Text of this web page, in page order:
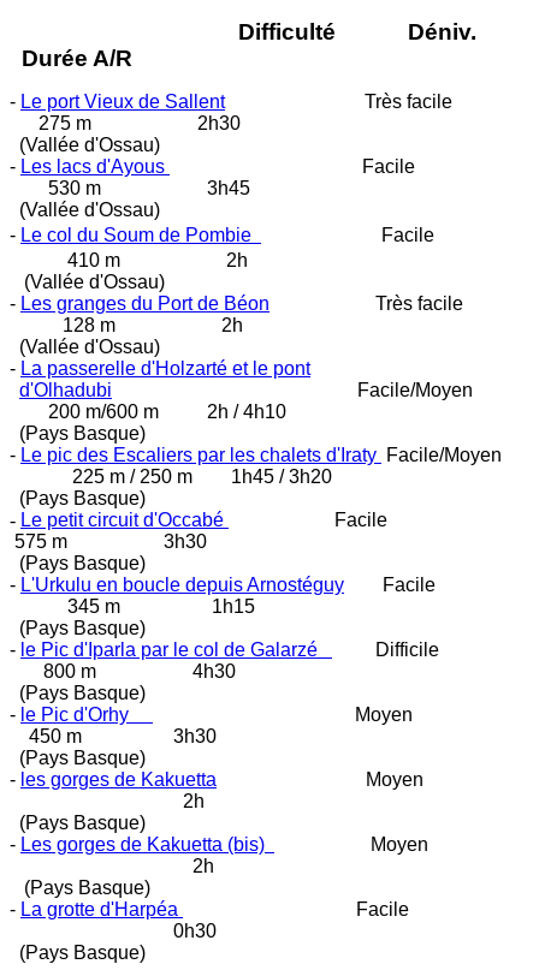
Difficulté Déniv.
Durée A/R
- Le port Vieux de Sallent
Très facile
275 m 2h30
(Vallée d'Ossau)
- Les lacs d'Ayous
Facile
530 m 3h45
(Vallée d'Ossau)
- Le col du Soum de Pombie
Facile
410 m 2h
(Vallée d'Ossau)
- Les granges du Port de Béon
Très facile
128 m 2h
(Vallée d'Ossau)
- La passerelle d'Holzarté et le pont
d'Olhadubi Facile/Moyen
200 m/600 m 2h / 4h10
(Pays Basque)
- Le pic des Escaliers par les chalets d'Iraty Facile/Moyen
225 m / 250 m 1h45 / 3h20
(Pays Basque)
- Le petit circuit d'Occabé
Facile
575 m 3h30
(Pays Basque)
- L'Urkulu en boucle depuis Arnostéguy Facile
345 m 1h15
(Pays Basque)
- le Pic d'Iparla par le col de Galarzé
Difficile
800 m 4h30
(Pays Basque)
- le Pic d'Orhy
Moyen
450 m 3h30
(Pays Basque)
- les gorges de Kakuetta Moyen
2h
(Pays Basque)
- Les gorges de Kakuetta (bis)
Moyen
2h
(Pays Basque)
- La grotte d'Harpéa
Facile
0h30
(Pays Basque)